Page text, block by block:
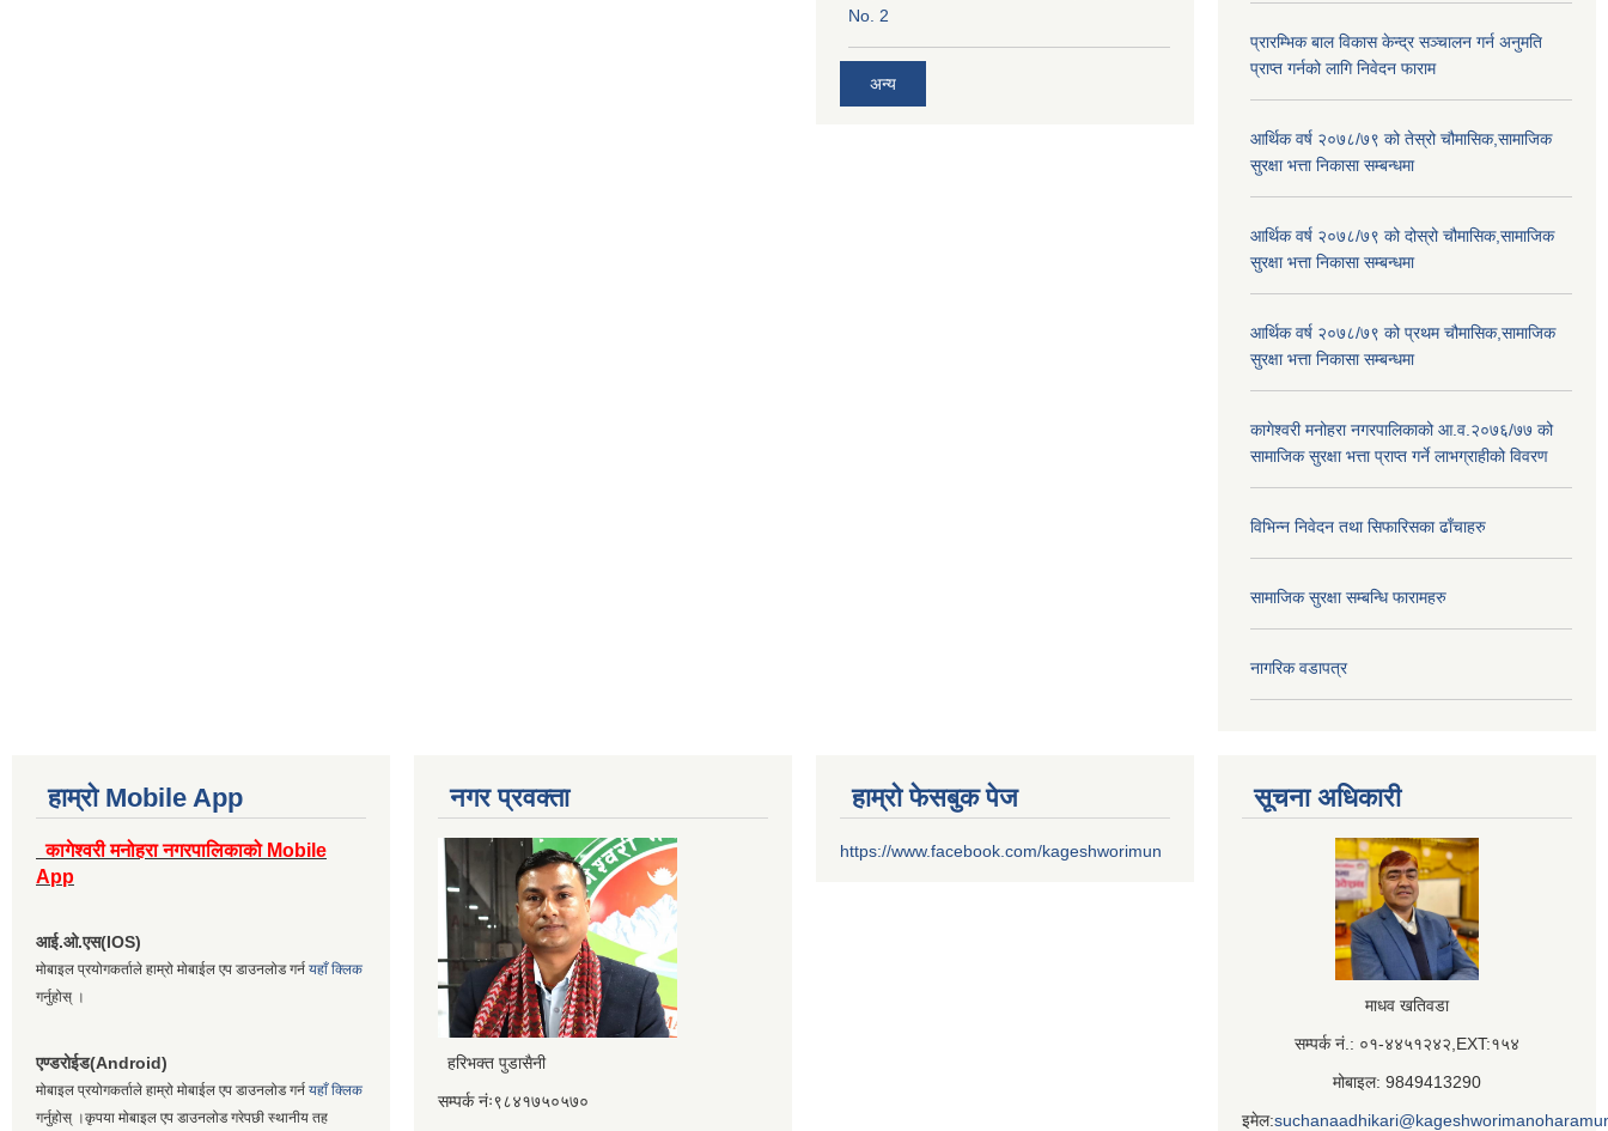
No. 2
अन्य
प्रारम्भिक बाल विकास केन्द्र सञ्चालन गर्न अनुमति
प्राप्त गर्नको लागि निवेदन फाराम
आर्थिक वर्ष २०७८/७९ को तेस्रो चौमासिक,सामाजिक
सुरक्षा भत्ता निकासा सम्बन्धमा
आर्थिक वर्ष २०७८/७९ को दोस्रो चौमासिक,सामाजिक
सुरक्षा भत्ता निकासा सम्बन्धमा
आर्थिक वर्ष २०७८/७९ को प्रथम चौमासिक,सामाजिक
सुरक्षा भत्ता निकासा सम्बन्धमा
कागेश्वरी मनोहरा नगरपालिकाको आ.व.२०७६/७७ को
सामाजिक सुरक्षा भत्ता प्राप्त गर्ने लाभग्राहीको विवरण
विभिन्न निवेदन तथा सिफारिसका ढाँचाहरु
सामाजिक सुरक्षा सम्बन्धि फारामहरु
नागरिक वडापत्र
हाम्रो Mobile App
कागेश्वरी मनोहरा नगरपालिकाको Mobile
App
आई.ओ.एस(IOS)
मोबाइल प्रयोगकर्ताले हाम्रो मोबाईल एप डाउनलोड गर्न यहाँ क्लिक
गर्नुहोस् ।
एण्डरोईड(Android)
मोबाइल प्रयोगकर्ताले हाम्रो मोबाईल एप डाउनलोड गर्न यहाँ क्लिक
गर्नुहोस् ।कृपया मोबाइल एप डाउनलोड गरेपछी स्थानीय तह
नगर प्रवक्ता
हरिभक्त पुडासैनी
सम्पर्क नंः९८४१७५०५७०
हाम्रो फेसबुक पेज
https://www.facebook.com/kageshworimun
सूचना अधिकारी
माधव खतिवडा
सम्पर्क नं.: ०१-४४५१२४२,EXT:१५४
मोबाइल: 9849413290
इमेल: